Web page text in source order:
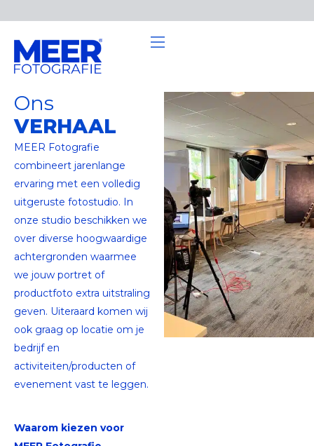
Ons
VERHAAL
MEER Fotografie
combineert jarenlange
ervaring met een volledig
uitgeruste fotostudio. In
onze studio beschikken we
over diverse hoogwaardige
achtergronden waarmee
we jouw portret of
productfoto extra uitstraling
geven. Uiteraard komen wij
ook graag op locatie om je
bedrijf en
activiteiten/producten of
evenement vast te leggen.
Waarom kiezen voor